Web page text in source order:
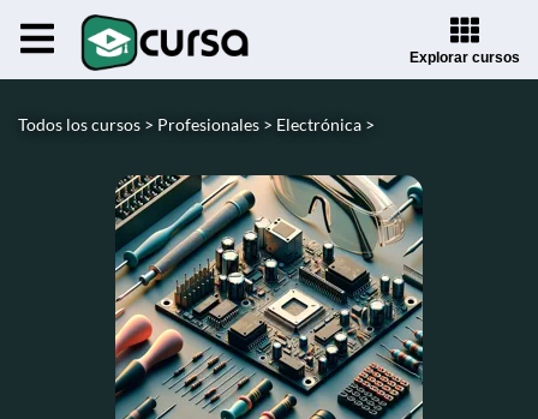
Explorar cursos
Todos los cursos > Profesionales > Electrónica >